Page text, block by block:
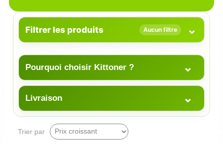
Filtrer les produits Aucun filtre ⌄
Pourquoi choisir Kittoner ? ⌄
Livraison ⌄
Trier par